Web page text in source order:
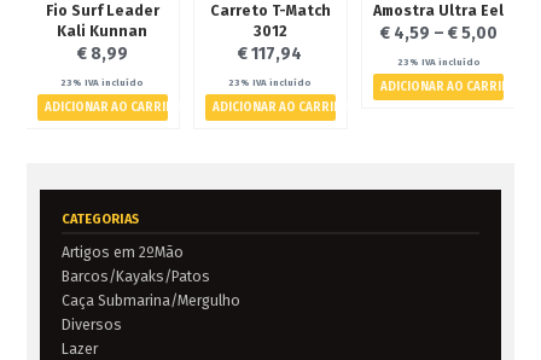
Fio Surf Leader
Kali Kunnan
€8,99
23% IVA incluído
ADICIONAR AO CARRINHO
Carreto T-Match
3012
€117,94
23% IVA incluído
ADICIONAR AO CARRINHO
Amostra Ultra Eel
€4,59 – €5,00
23% IVA incluído
ADICIONAR AO CARRINHO
CATEGORIAS
Artigos em 2ºMão
Barcos/Kayaks/Patos
Caça Submarina/Mergulho
Diversos
Lazer